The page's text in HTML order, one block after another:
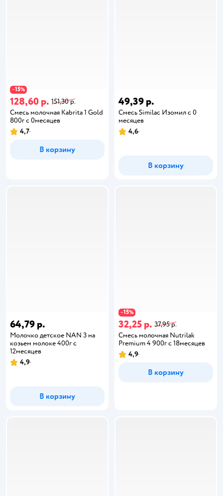
−15%
128,60 р. 151,30 р.
Смесь молочная Kabrita 1 Gold
800г c 0месяцев
4,7
В корзину
49,39 р.
Смесь Similac Изомил с 0
месяцев
4,6
В корзину
64,79 р.
Молочко детское NAN 3 на
козьем молоке 400г с
12месяцев
4,9
В корзину
−15%
32,25 р. 37,95 р.
Смесь молочная Nutrilak
Premium 4 900г с 18месяцев
4,9
В корзину